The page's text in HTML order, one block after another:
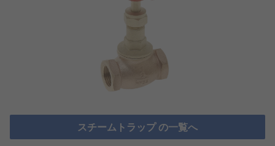
スチームトラップ の一覧へ